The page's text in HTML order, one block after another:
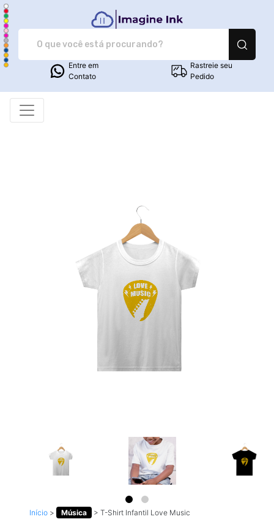
Imagine Ink -
Entre em
Contato
Rastreie seu
Pedido
Início > Música > T-Shirt Infantil Love Music